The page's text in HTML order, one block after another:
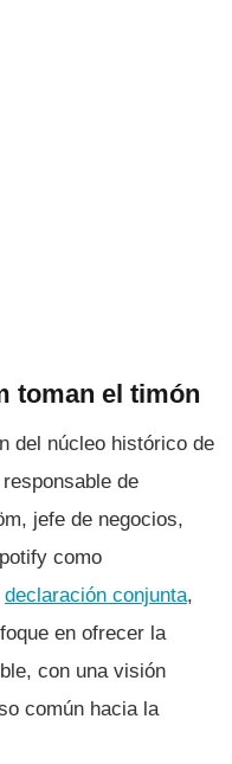
toman el timón
del núcleo histórico de
de
jefe de negocios,
como
declaración conjunta,
en ofrecer la
con una visión
común hacia la